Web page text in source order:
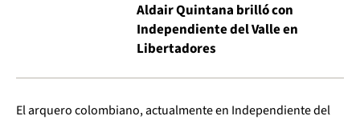
Aldair Quintana brilló con
Independiente del Valle en
Libertadores
El arquero colombiano, actualmente en Independiente del